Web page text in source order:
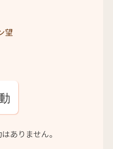
望
ありません。